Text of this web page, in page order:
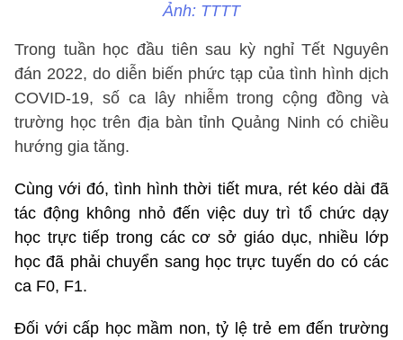
Ảnh: TTTT
Trong tuần học đầu tiên sau kỳ nghỉ Tết Nguyên
đán 2022, do diễn biến phức tạp của tình hình dịch
COVID-19, số ca lây nhiễm trong cộng đồng và
trường học trên địa bàn tỉnh Quảng Ninh có chiều
hướng gia tăng.
Cùng với đó, tình hình thời tiết mưa, rét kéo dài đã
tác động không nhỏ đến việc duy trì tổ chức dạy
học trực tiếp trong các cơ sở giáo dục, nhiều lớp
học đã phải chuyển sang học trực tuyến do có các
ca F0, F1.
Đối với cấp học mầm non, tỷ lệ trẻ em đến trường